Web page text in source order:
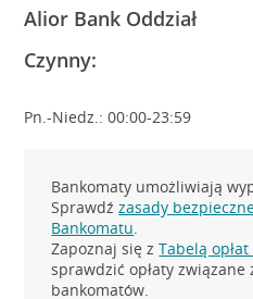
Alior Bank Oddział
Czynny:
Pn.-Niedz.: 00:00-23:59
Bankomaty umożliwiają
Sprawdźzasady
Bankomatu.
Zapoznaj się zTabelą
sprawdzić opłaty związane
bankomatów.